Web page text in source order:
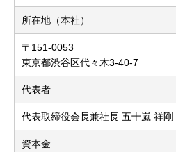
所在地（本社）
〒151-0053
東京都渋谷区代々木3-40-7
代表者
代表取締役会長兼社長 五十嵐 祥剛
資本金